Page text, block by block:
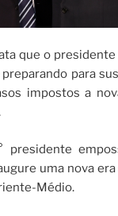
que o presidente
para
impostos a
presidente
uma nova
Médio.